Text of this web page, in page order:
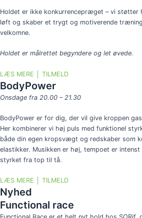
Holdet er ikke konkurrencepræget – vi støtter
løft og skaber et trygt og motiverende
velkomne.
Holdet er målrettet begyndere og let øvede.
LÆS MERE │ TILMELD
BodyPower
Onsdage fra 20.00 – 21.30
BodyPower er for dig, der vil give kroppen
Her kombinerer vi høj puls med funktionel
både din egen kropsvægt og redskaber som
elastikker. Musikken er høj, tempoet er
styrket fra top til tå.
LÆS MERE │ TILMELD
Nyhed
Functional race